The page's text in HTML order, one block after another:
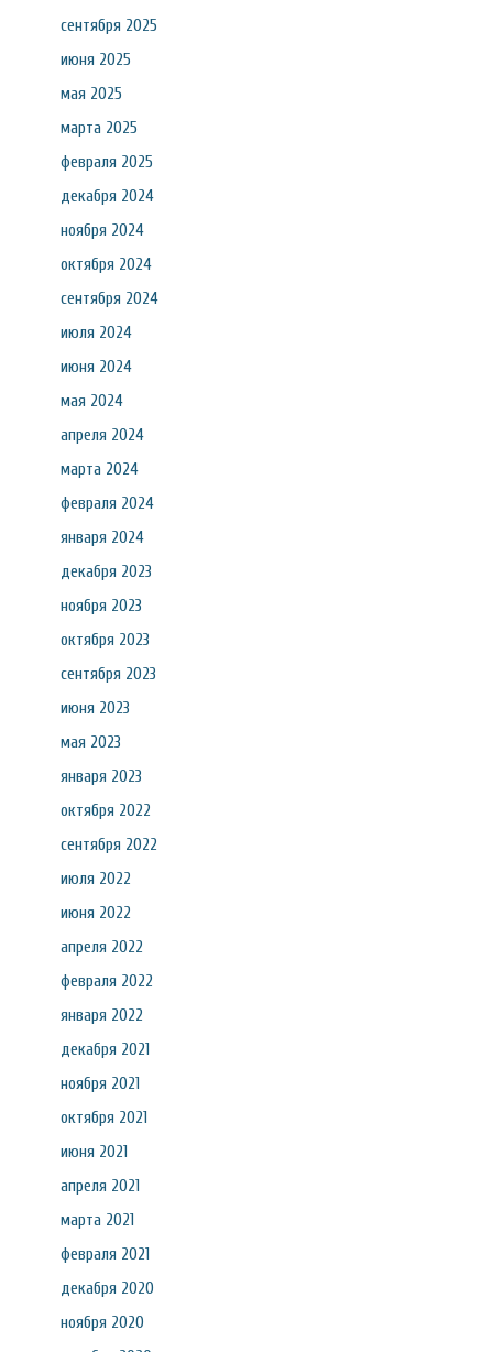
сентября 2025
июня 2025
мая 2025
марта 2025
февраля 2025
декабря 2024
ноября 2024
октября 2024
сентября 2024
июля 2024
июня 2024
мая 2024
апреля 2024
марта 2024
февраля 2024
января 2024
декабря 2023
ноября 2023
октября 2023
сентября 2023
июня 2023
мая 2023
января 2023
октября 2022
сентября 2022
июля 2022
июня 2022
апреля 2022
февраля 2022
января 2022
декабря 2021
ноября 2021
октября 2021
июня 2021
апреля 2021
марта 2021
февраля 2021
декабря 2020
ноября 2020